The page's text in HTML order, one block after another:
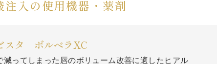
注入の使用機器・薬剤
スタ ボルベラXC
減ってしまった唇のボリューム改善に適したヒアル